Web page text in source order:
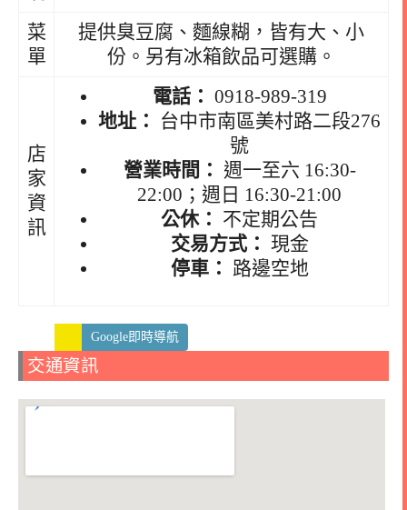
菜
單
提供臭豆腐、麵線糊，皆有大、小
份。另有冰箱飲品可選購。
店
家
資
訊
電話： 0918-989-319
地址：
台中市南區美村路二段276
號
營業時間： 週一至六 16:30-
22:00；週日 16:30-21:00
公休： 不定期公告
交易方式： 現金
停車： 路邊空地
Google即時導航
交通資訊